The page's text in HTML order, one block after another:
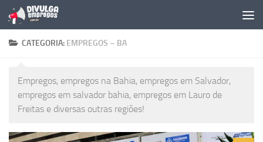
Skip to content
CATEGORIA: EMPREGOS – BA
Empregos, empregos na Bahia, empregos em Salvador,
empregos em salvador bahia, empregos em Lauro de
Freitas e diversas outras regiões!